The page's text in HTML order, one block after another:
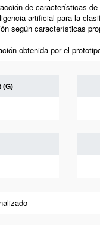
de características
artificial para la
según características
obtenida por el
(G)